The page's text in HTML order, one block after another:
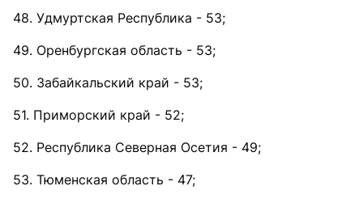
48. Удмуртская Республика - 53;
49. Оренбургская область - 53;
50. Забайкальский край - 53;
51. Приморский край - 52;
52. Республика Северная Осетия - 49;
53. Тюменская область - 47;